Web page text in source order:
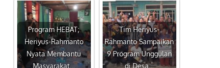
Program HEBAT;
Heriyus-Rahmanto
Nyata Membantu
Masyarakat…
Tim Heriyus-
Rahmanto Sampaikan
9 Program Unggulan
di Desa…